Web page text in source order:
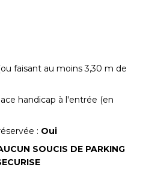
faisant au moins 3,30 m de
handicap à l'entrée (en
: Oui
SOUCIS DE PARKING